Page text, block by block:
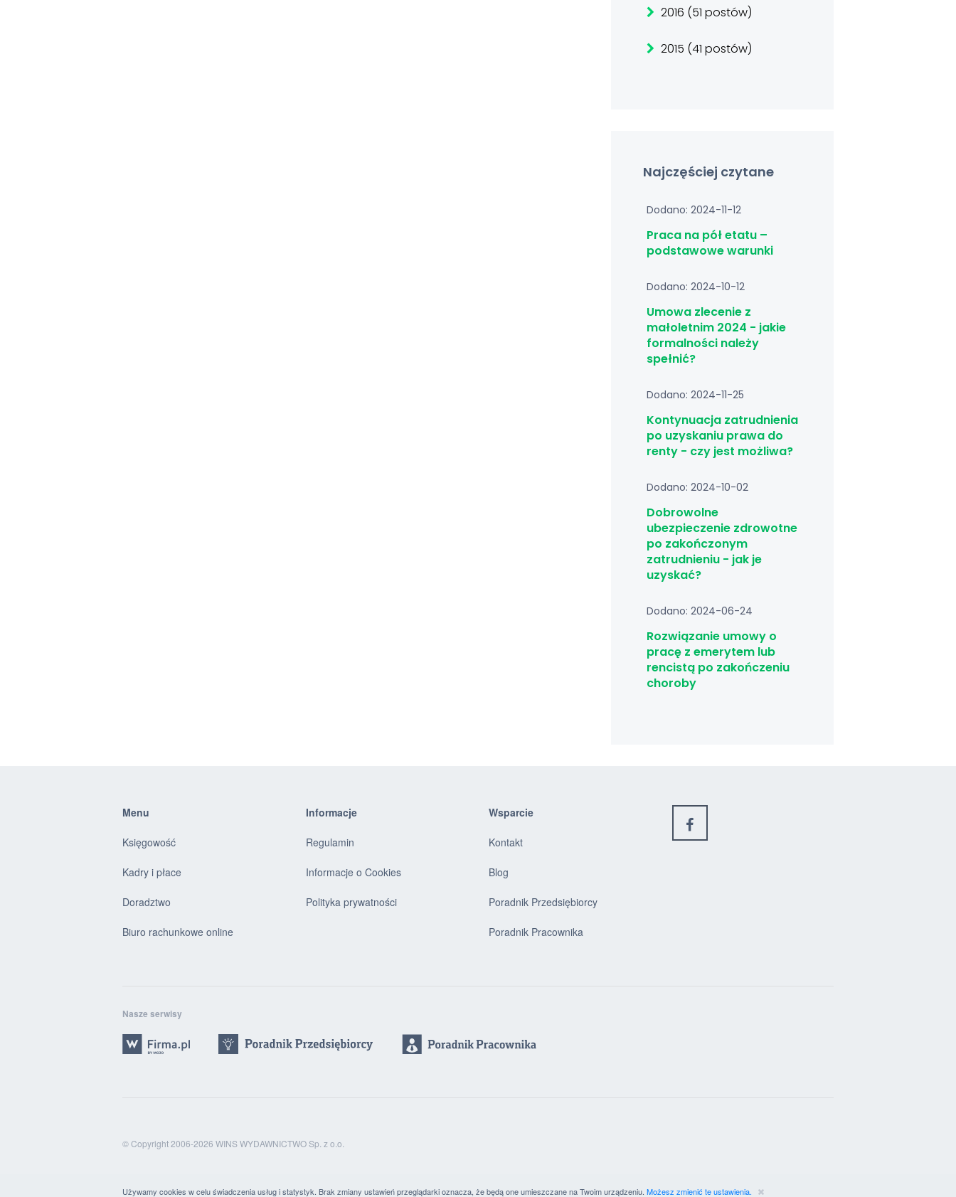
2016 (51 postów)
2015 (41 postów)
Najczęściej czytane
Dodano: 2024-11-12
Praca na pół etatu –
podstawowe warunki
Dodano: 2024-10-12
Umowa zlecenie z
małoletnim 2024 - jakie
formalności należy
spełnić?
Dodano: 2024-11-25
Kontynuacja zatrudnienia
po uzyskaniu prawa do
renty - czy jest możliwa?
Dodano: 2024-10-02
Dobrowolne
ubezpieczenie zdrowotne
po zakończonym
zatrudnieniu - jak je
uzyskać?
Dodano: 2024-06-24
Rozwiązanie umowy o
pracę z emerytem lub
rencistą po zakończeniu
choroby
Menu
Księgowość
Kadry i płace
Doradztwo
Biuro rachunkowe online
Informacje
Regulamin
Informacje o Cookies
Polityka prywatności
Wsparcie
Kontakt
Blog
Poradnik Przedsiębiorcy
Poradnik Pracownika
Nasze serwisy
© Copyright 2006-2026 WINS WYDAWNICTWO Sp. z o.o.
Używamy cookies w celu świadczenia usług i statystyk. Brak zmiany ustawień przeglądarki oznacza, że będą one umieszczane na Twoim urządzeniu. Możesz zmienić te ustawienia.